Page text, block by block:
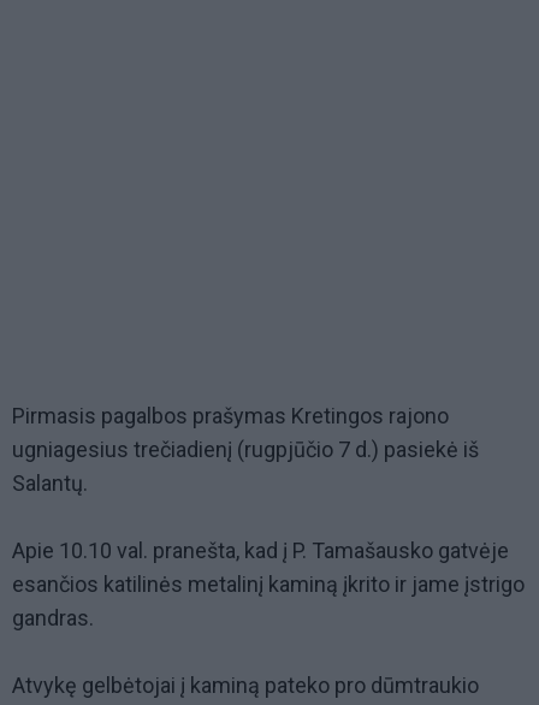
Pirmasis pagalbos prašymas Kretingos rajono
ugniagesius trečiadienį (rugpjūčio 7 d.) pasiekė iš
Salantų.
Apie 10.10 val. pranešta, kad į P. Tamašausko gatvėje
esančios katilinės metalinį kaminą įkrito ir jame įstrigo
gandras.
Atvykę gelbėtojai į kaminą pateko pro dūmtraukio